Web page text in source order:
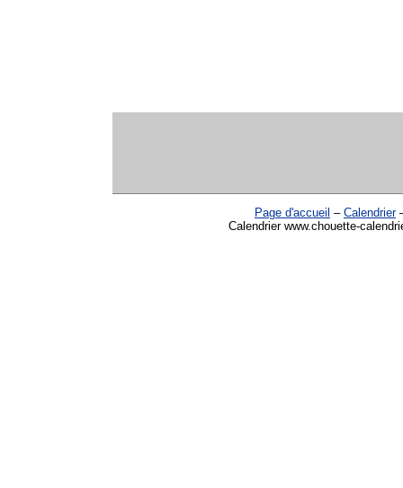
Page d'accueil – Calendrier
Calendrier www.chouette-